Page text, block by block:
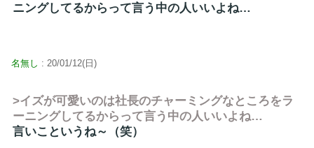
ニングしてるからって言う中の人いいよね…
名無し : 20/01/12(日)
>イズが可愛いのは社長のチャーミングなところをラ
ーニングしてるからって言う中の人いいよね…
言いこというね～（笑）